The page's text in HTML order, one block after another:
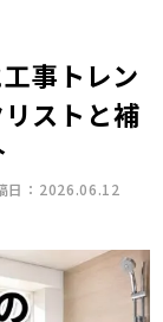
事トレン
ストと補
日：2026.06.12